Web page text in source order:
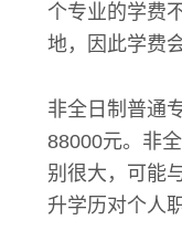
个专业的学费
地，因此学费
非全日制普通
88000元。非
别很大，可能
升学历对个人